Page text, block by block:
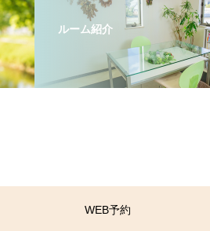
ルーム紹介
WEB予約